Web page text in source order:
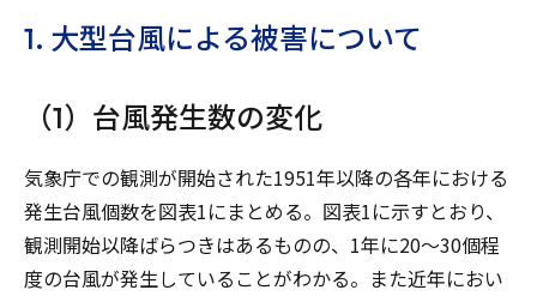
1. 大型台風による被害について
（1）台風発生数の変化
気象庁での観測が開始された1951年以降の各年における
発生台風個数を図表1にまとめる。図表1に示すとおり、
観測開始以降ばらつきはあるものの、1年に20～30個程
度の台風が発生していることがわかる。また近年におい